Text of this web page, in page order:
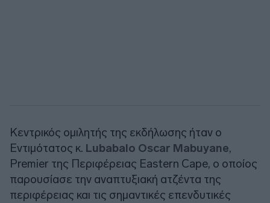
Κεντρικός ομιλητής της εκδήλωσης ήταν ο
Εντιμότατος κ. Lubabalo Oscar Mabuyane,
Premier της Περιφέρειας Eastern Cape, ο οποίος
παρουσίασε την αναπτυξιακή ατζέντα της
περιφέρειας και τις σημαντικές επενδυτικές